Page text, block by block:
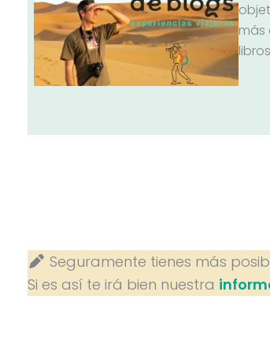
más
Seguramente tienes más
Si es así te irá bien nuestra